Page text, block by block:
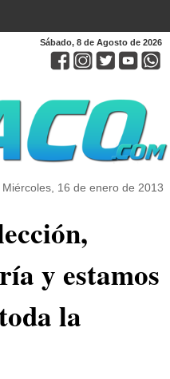
Sábado, 8 de Agosto de 2026
Miércoles, 16 de enero de 2013
y estamos
la